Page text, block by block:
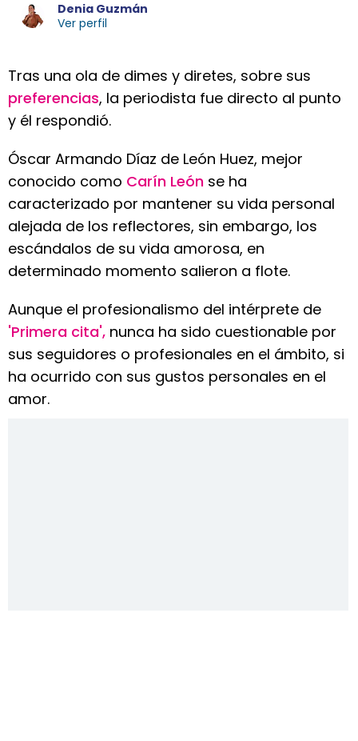
Denia Guzmán
Ver perfil
Tras una ola de dimes y diretes, sobre sus
preferencias, la periodista fue directo al punto
y él respondió.
Óscar Armando Díaz de León Huez, mejor
conocido como Carín León se ha
caracterizado por mantener su vida personal
alejada de los reflectores, sin embargo, los
escándalos de su vida amorosa, en
determinado momento salieron a flote.
Aunque el profesionalismo del intérprete de
'Primera cita', nunca ha sido cuestionable por
sus seguidores o profesionales en el ámbito, si
ha ocurrido con sus gustos personales en el
amor.